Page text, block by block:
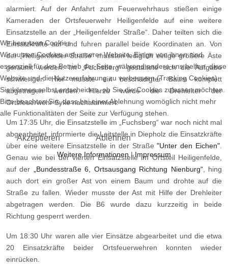
alarmiert. Auf der Anfahrt zum Feuerwehrhaus stießen einige
Kameraden der Ortsfeuerwehr Heiligenfelde
auf eine weitere
Einsatzstelle an der „Heiligenfelder Straße“. Daher teilten sich die
Einsatzkräfte auf und fuhren parallel beide Koordinaten an. Von
der „Heiligenfelder Straße“ mussten lediglich einige größere Äste
geräumt werden. Im „Fuchsberg“ gestaltete sich die Aufgabe
schwieriger. Hier musste ein beschädigter Baum komplett
abgetragen werden. Hierzu wurde die Drehleiter der
Ortsfeuerwehr Syke nachalarmiert.
Um 17:35 Uhr, die Einsatzstelle im „Fuchsberg“ war noch nicht mal
abgearbeitet, informierte die Leitstelle in Diepholz die Einsatzkräfte
über eine weitere Einsatzstelle in der Straße"Unter den Eichen"
Genau wie bei der vierten Einsatzstelle im Ortsteil Heiligenfelde,
auf der
„Bundesstraße 6, Ortsausgang Richtung Nienburg“, hing
auch dort ein großer Ast von einem Baum und drohte auf die
Straße zu fallen. Wieder musste der Ast mit Hilfe der Drehleiter
abgetragen werden. Die B6 wurde dazu kurzzeitig in beide
Richtung gesperrt werden.
Um 18:30 Uhr waren alle vier Einsätze abgearbeitet und die etwa
20
Einsatzkräfte beider Ortsfeuerwehren konnten wieder
einrücken.
Wir benutzen Cookies
Wir nutzen Cookies auf unserer Website. Einige von ihnen sind
essenziell für den Betrieb der Seite, während andere uns helfen, diese
Website und die Nutzererfahrung zu verbessern (Tracking Cookies).
Sie können selbst entscheiden, ob Sie die Cookies zulassen möchten.
Bitte beachten Sie, dass bei einer Ablehnung womöglich nicht mehr
alle Funktionalitäten der Seite zur Verfügung stehen.
Akzeptieren Ablehnen
Weitere Informationen |Impressum